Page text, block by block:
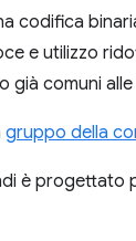
codifica
e utilizzo
già comuni
gruppo della
è progettato